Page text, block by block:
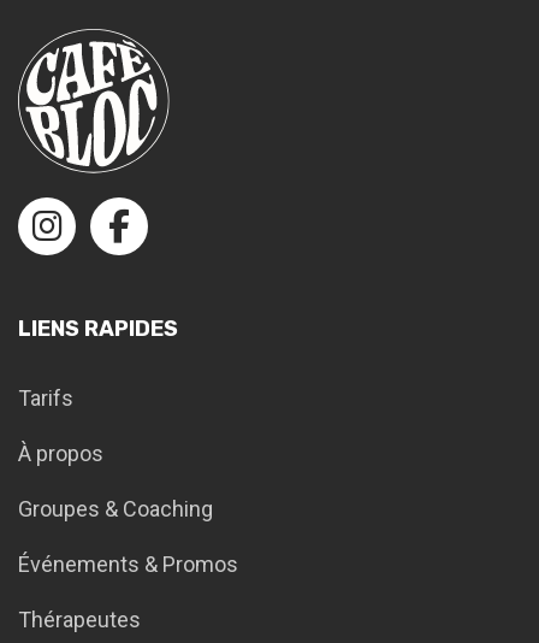
LIENS RAPIDES
Tarifs
À propos
Groupes & Coaching
Événements & Promos
Thérapeutes